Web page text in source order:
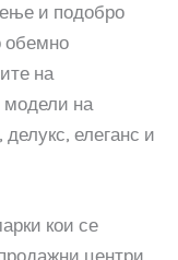
и подобро
обемно
на
модели на
елеганс и
кои се